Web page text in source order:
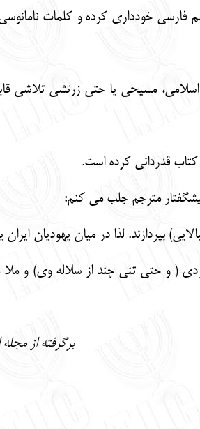
خودداری کرده و کلمات
اسلامی، مسیحی یا حتی زرتشی
قدردانی کرده است.
مترجم جلب می کنم:
بپردازند. لذا در میان یهودیان
( و حتی تنی چند از سلاله وی) و ملا
برگرفته از